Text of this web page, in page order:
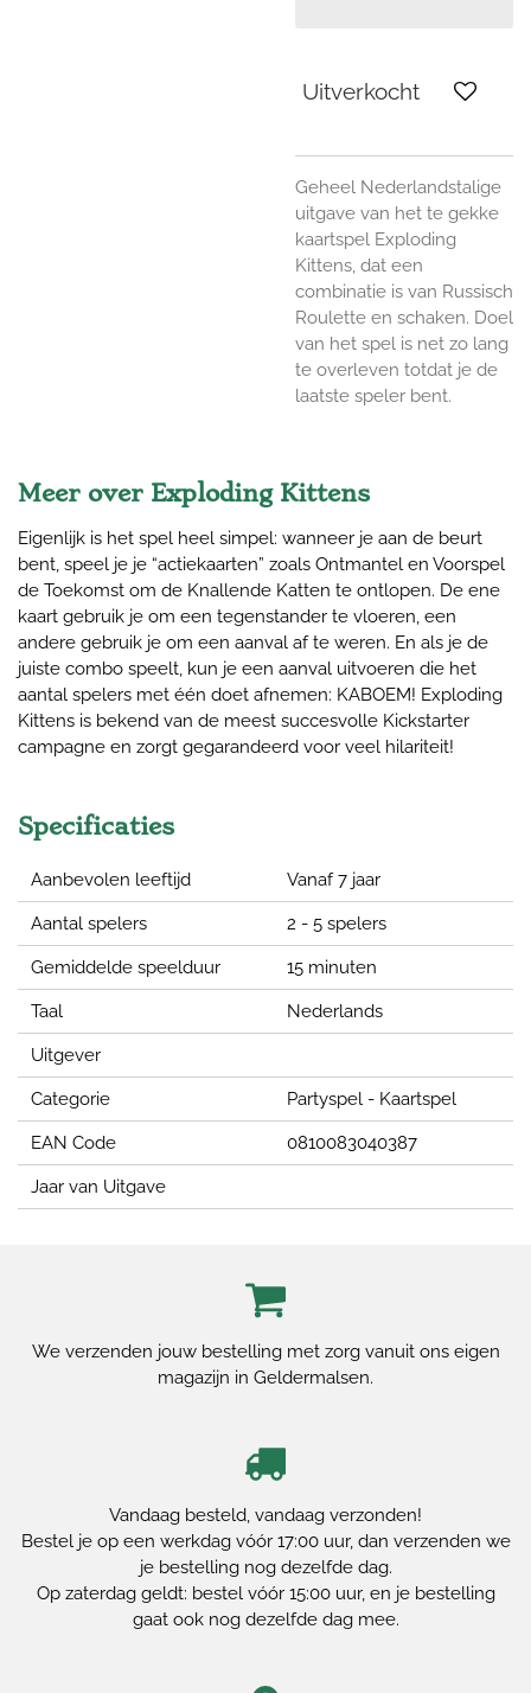
Uitverkocht
Geheel Nederlandstalige
uitgave van het te gekke
kaartspel Exploding
Kittens, dat een
combinatie is van Russisch
Roulette en schaken. Doel
van het spel is net zo lang
te overleven totdat je de
laatste speler bent.
Meer over Exploding Kittens
Eigenlijk is het spel heel simpel: wanneer je aan de beurt
bent, speel je je “actiekaarten” zoals Ontmantel en Voorspel
de Toekomst om de Knallende Katten te ontlopen. De ene
kaart gebruik je om een tegenstander te vloeren, een
andere gebruik je om een aanval af te weren. En als je de
juiste combo speelt, kun je een aanval uitvoeren die het
aantal spelers met één doet afnemen: KABOEM! Exploding
Kittens is bekend van de meest succesvolle Kickstarter
campagne en zorgt gegarandeerd voor veel hilariteit!
Specificaties
Aanbevolen leeftijd Vanaf 7 jaar
Aantal spelers 2 - 5 spelers
Gemiddelde speelduur 15 minuten
Taal Nederlands
Uitgever
Categorie Partyspel - Kaartspel
EAN Code 0810083040387
Jaar van Uitgave
We verzenden jouw bestelling met zorg vanuit ons eigen
magazijn in Geldermalsen.
Vandaag besteld, vandaag verzonden!
Bestel je op een werkdag vóór 17:00 uur, dan verzenden we
je bestelling nog dezelfde dag.
Op zaterdag geldt: bestel vóór 15:00 uur, en je bestelling
gaat ook nog dezelfde dag mee.